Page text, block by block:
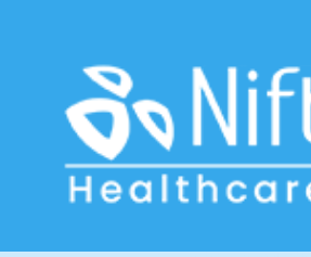
Download Free Patient
Form for Acupuncture